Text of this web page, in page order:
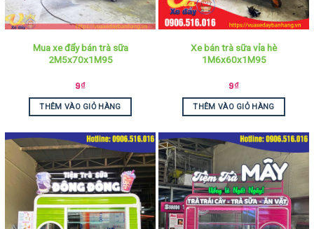
Mua xe đẩy bán trà sữa
2M5x70x1M95
9₫
THÊM VÀO GIỎ HÀNG
Xe bán trà sữa vỉa hè
1M6x60x1M95
9₫
THÊM VÀO GIỎ HÀNG